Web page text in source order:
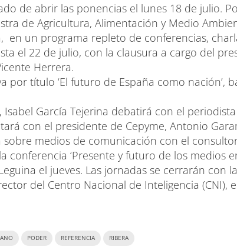
de abrir las ponencias el lunes 18 de julio.
de Agricultura, Alimentación y Medio
en un programa repleto de conferencias,
el 22 de julio, con la clausura a cargo del
Herrera.
por título ‘El futuro de España como nación’,
García Tejerina debatirá con el
con el presidente de Cepyme, Antonio
sobre medios de comunicación con el
conferencia ‘Presente y futuro de los medios
el jueves. Las jornadas se cerrarán con
del Centro Nacional de Inteligencia (CNI),
PODER REFERENCIA RIBERA